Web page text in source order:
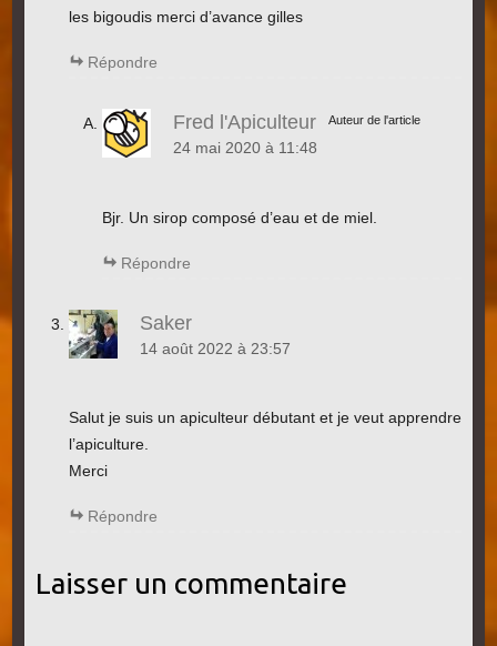
les bigoudis merci d’avance gilles
Répondre
Fred l'Apiculteur Auteur de l'article
24 mai 2020 à 11:48
Bjr. Un sirop composé d’eau et de miel.
Répondre
Saker
14 août 2022 à 23:57
Salut je suis un apiculteur débutant et je veut apprendre
l’apiculture.
Merci
Répondre
Laisser un commentaire